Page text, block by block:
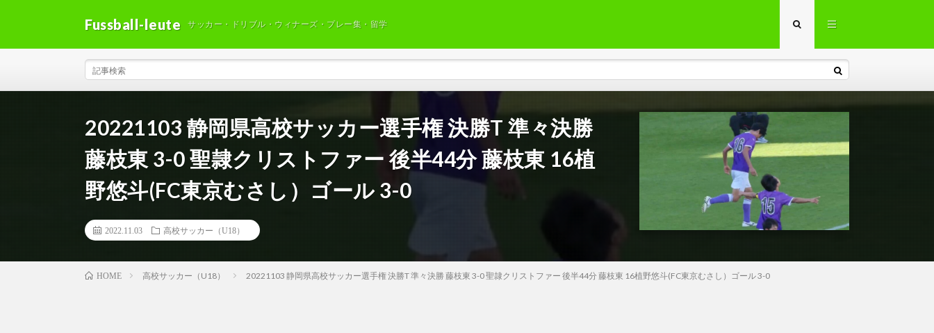
Fussball-leute サッカー・ドリブル・ウィナーズ・プレー集・留学
20221103 静岡県高校サッカー選手権 決勝T 準々決勝
藤枝東 3-0 聖隷クリストファー 後半44分 藤枝東 16植
野悠斗(FC東京むさし）ゴール 3-0
2022.11.03 高校サッカー（U18）
HOME 高校サッカー（U18） 20221103 静岡県高校サッカー選手権 決勝T 準々決勝 藤枝東 3-0 聖隷クリストファー 後半44分 藤枝東 16植野悠斗(FC東京むさし）ゴール 3-0